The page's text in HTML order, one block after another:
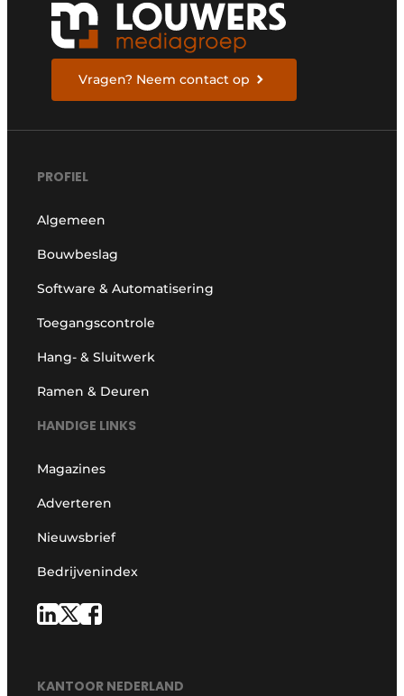
Vragen? Neem contact op
PROFIEL
Algemeen
Bouwbeslag
Software & Automatisering
Toegangscontrole
Hang- & Sluitwerk
Ramen & Deuren
HANDIGE LINKS
Magazines
Adverteren
Nieuwsbrief
Bedrijvenindex
KANTOOR NEDERLAND